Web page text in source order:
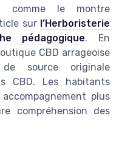
comme le montre
sur l’Herboristerie
pédagogique. En
CBD arrageoise
source originale
CBD. Les habitants
plus
compréhension des